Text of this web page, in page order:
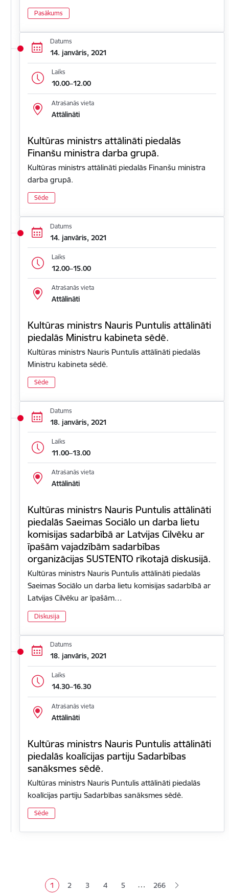
Pasākums
Datums
14. janvāris, 2021
Laiks
10.00–12.00
Atrašanās vieta
Attālināti
Kultūras ministrs attālināti piedalās
Finanšu ministra darba grupā.
Kultūras ministrs attālināti piedalās Finanšu ministra
darba grupā.
Sēde
Datums
14. janvāris, 2021
Laiks
12.00–15.00
Atrašanās vieta
Attālināti
Kultūras ministrs Nauris Puntulis attālināti
piedalās Ministru kabineta sēdē.
Kultūras ministrs Nauris Puntulis attālināti piedalās
Ministru kabineta sēdē.
Sēde
Datums
18. janvāris, 2021
Laiks
11.00–13.00
Atrašanās vieta
Attālināti
Kultūras ministrs Nauris Puntulis attālināti
piedalās Saeimas Sociālo un darba lietu
komisijas sadarbībā ar Latvijas Cilvēku ar
īpašām vajadzībām sadarbības
organizācijas SUSTENTO rīkotajā diskusijā.
Kultūras ministrs Nauris Puntulis attālināti piedalās
Saeimas Sociālo un darba lietu komisijas sadarbībā ar
Latvijas Cilvēku ar īpašām…
Diskusija
Datums
18. janvāris, 2021
Laiks
14.30–16.30
Atrašanās vieta
Attālināti
Kultūras ministrs Nauris Puntulis attālināti
piedalās koalīcijas partiju Sadarbības
sanāksmes sēdē.
Kultūras ministrs Nauris Puntulis attālināti piedalās
koalīcijas partiju Sadarbības sanāksmes sēdē.
Sēde
Pašreizējā lapa
1 Lapa
2 Lapa
3 Lapa
4 Lapa
5 … 266